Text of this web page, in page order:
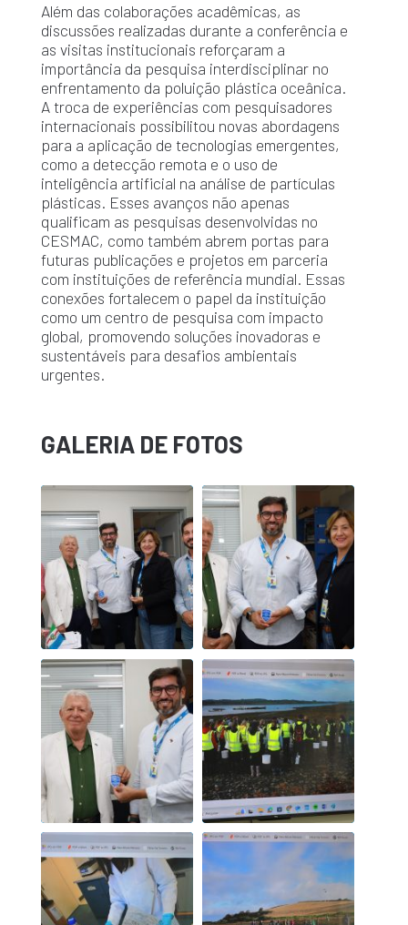
Além das colaborações acadêmicas, as
discussões realizadas durante a conferência e
as visitas institucionais reforçaram a
importância da pesquisa interdisciplinar no
enfrentamento da poluição plástica oceânica.
A troca de experiências com pesquisadores
internacionais possibilitou novas abordagens
para a aplicação de tecnologias emergentes,
como a detecção remota e o uso de
inteligência artificial na análise de partículas
plásticas. Esses avanços não apenas
qualificam as pesquisas desenvolvidas no
CESMAC, como também abrem portas para
futuras publicações e projetos em parceria
com instituições de referência mundial. Essas
conexões fortalecem o papel da instituição
como um centro de pesquisa com impacto
global, promovendo soluções inovadoras e
sustentáveis para desafios ambientais
urgentes.
GALERIA DE FOTOS